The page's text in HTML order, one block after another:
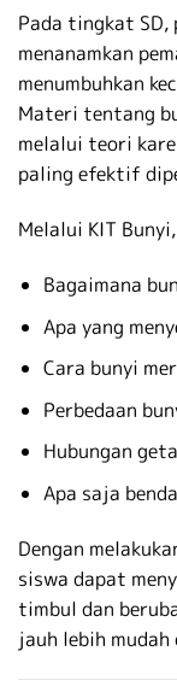
Pada tingkat SD,
menanamkan
menumbuhkan
Materi tentang
melalui teori
paling efektif
Melalui KIT
Bagaimana
Apa yang
Cara bunyi
Perbedaan
Hubungan
Apa saja
Dengan
siswa dapat
timbul dan
jauh lebih